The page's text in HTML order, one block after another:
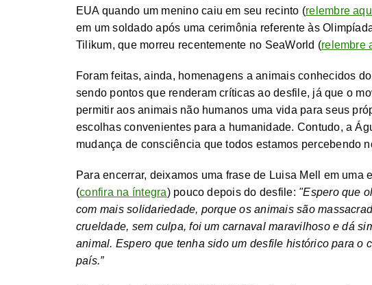
EUA quando um menino caiu em seu recinto (relembre
em um soldado após uma cerimônia referente às
Tilikum, que morreu recentemente no SeaWorld (relembre
Foram feitas, ainda, homenagens a animais conhecidos
sendo pontos que renderam críticas ao desfile, já que o
permitir aos animais não humanos uma vida para seus
escolhas convenientes para a humanidade. Contudo, a
mudança de consciência que todos estamos percebendo
Para encerrar, deixamos uma frase de Luisa Mell em uma
(confira na íntegra) pouco depois do desfile: "Espero que
com mais solidariedade, porque os animais são
crueldade, sem culpa, foi um carnaval maravilhoso e dá
animal. Espero que tenha sido um desfile histórico para o
país.”